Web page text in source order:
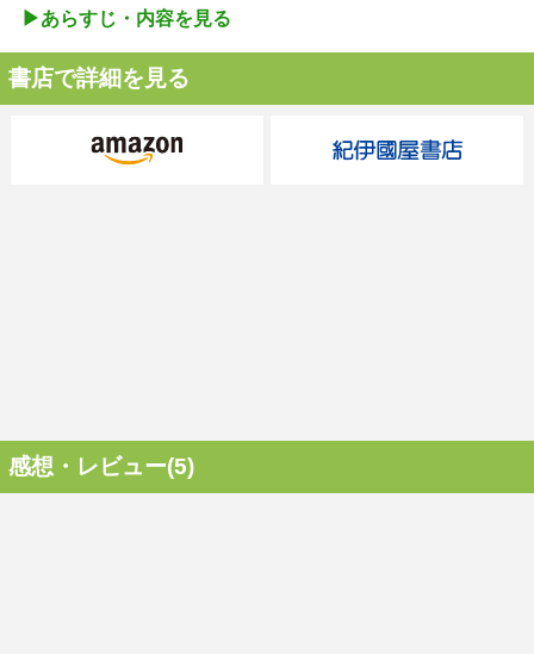
▶︎あらすじ・内容を見る
書店で詳細を見る
感想・レビュー(5)